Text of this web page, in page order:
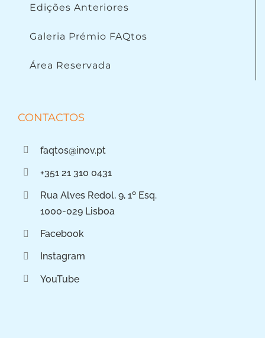
Edições Anteriores
Galeria Prémio FAQtos
Área Reservada
CONTACTOS
faqtos@inov.pt
+351 21 310 0431
Rua Alves Redol, 9, 1º Esq.
1000-029 Lisboa
Facebook
Instagram
YouTube